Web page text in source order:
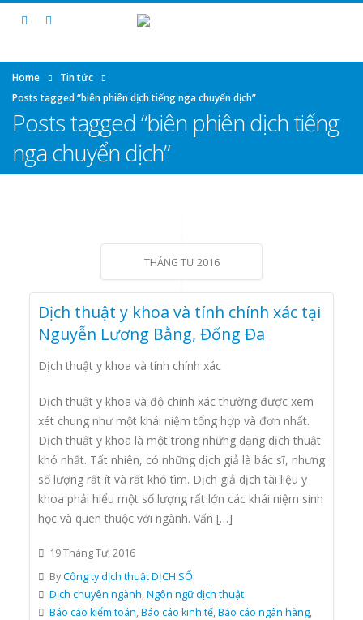
Home
Tin tức
Posts tagged “biên phiên dịch tiếng nga chuyển dịch”
Posts tagged “biên phiên dịch tiếng
nga chuyển dịch”
THÁNG TƯ 2016
Dịch thuật y khoa và tính chính xác tại
Nguyễn Lương Bằng, Đống Đa
Dịch thuật y khoa và tính chính xác
Dịch thuật y khoa và độ chính xác thường được xem
xét chung như một khái niệm tổng hợp và đơn nhất.
Dịch thuật y khoa là một trong những dạng dịch thuật
khó nhất. Tất nhiên, có những dịch giả là bác sĩ, nhưng
số lượng rất ít và rất khó tìm. Dịch giả dịch tài liệu y
khoa phải hiểu một số lượng rất lớn các khái niệm sinh
học và quen thuộc với ngành. Vấn […]
19 Tháng Tư, 2016
ByCông ty dịch thuật DỊCH SỐ
Dịch chuyên ngành,Ngôn ngữ dịch thuật
Báo cáo kiểm toán,Báo cáo kinh tế,Báo cáo ngân hàng,